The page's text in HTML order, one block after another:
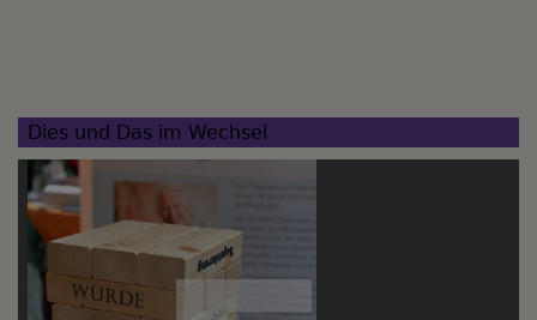
Dies und Das im Wechsel